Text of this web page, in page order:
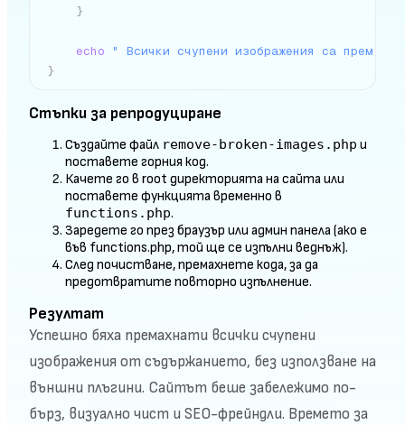
}
echo " Всички счупени изображения са
}
Стъпки за репродуциране
Създайте файл remove-broken-images.php и
поставете горния код.
Качете го в root директорията на сайта или
поставете функцията временно в
functions.php.
Заредете го през браузър или админ панела (ако е
във functions.php, той ще се изпълни веднъж).
След почистване, премахнете кода, за да
предотвратите повторно изпълнение.
Резултат
Успешно бяха премахнати всички счупени
изображения от съдържанието, без използване на
външни плъгини. Сайтът беше забележимо по-
бърз, визуално чист и SEO-фрейндли. Времето за